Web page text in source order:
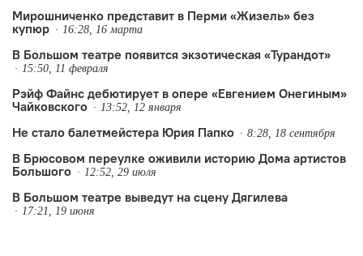
Мирошниченко представит в Перми «Жизель» без
купюр
16:28, 16 марта
В Большом театре появится экзотическая «Турандот»
15:50, 11 февраля
Рэйф Файнс дебютирует в опере «Евгением Онегиным»
Чайковского
13:52, 12 января
Не стало балетмейстера Юрия Папко 8:28, 18 сентября
В Брюсовом переулке оживили историю Дома артистов
Большого
12:52, 29 июля
В Большом театре выведут на сцену Дягилева
17:21, 19 июня